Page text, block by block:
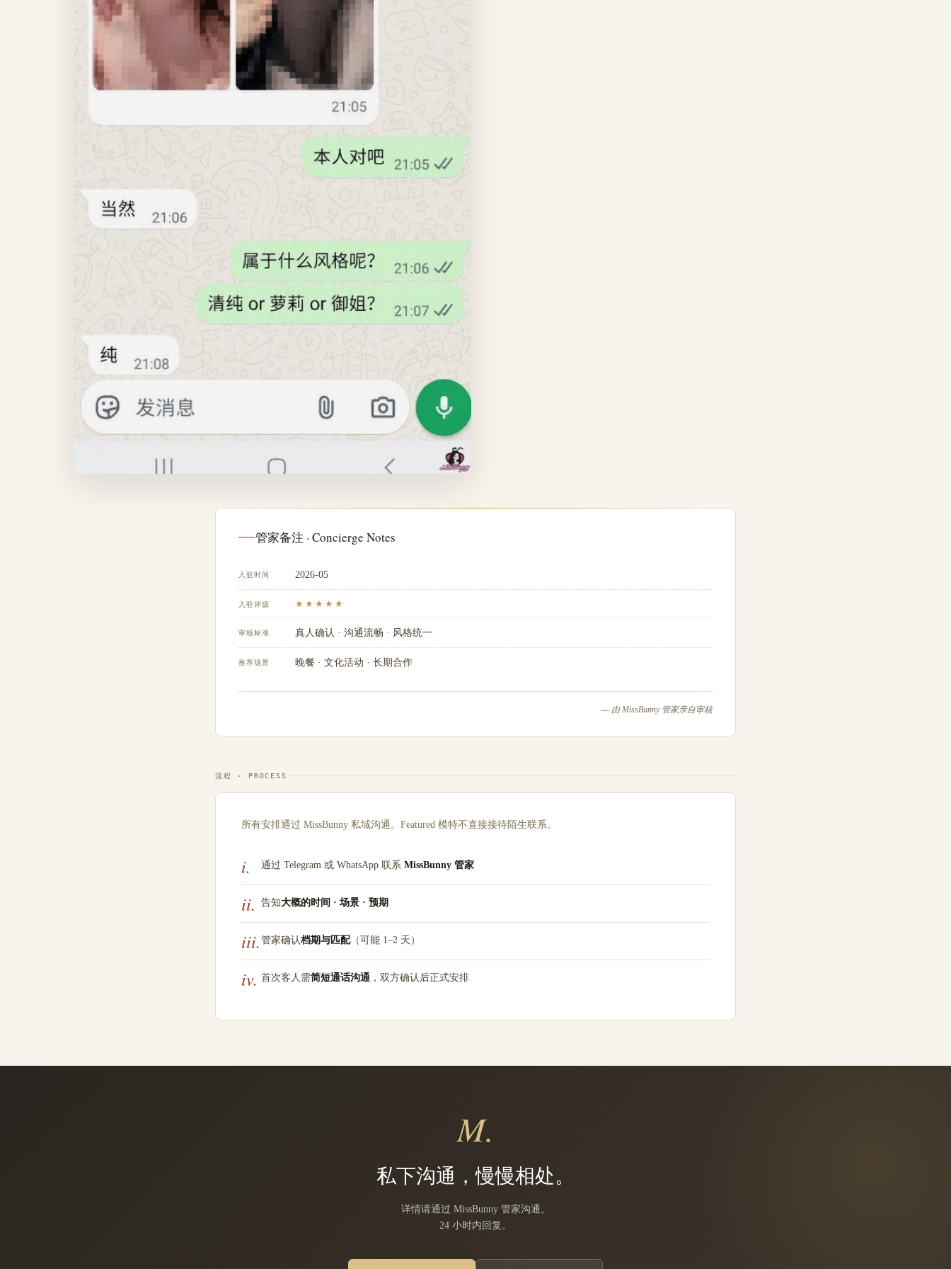
管家备注 · Concierge Notes
入驻时间 2026-05
入驻评级 ★★★★★
审核标准 真人确认 · 沟通流畅 · 风格统一
推荐场景 晚餐 · 文化活动 · 长期合作
— 由 MissBunny 管家亲自审核
流程 · PROCESS
所有安排通过 MissBunny 私域沟通。Featured 模特不直接接待陌生联系。
i. 通过 Telegram 或 WhatsApp 联系 MissBunny 管家
ii. 告知大概的时间 · 场景 · 预期
iii. 管家确认档期与匹配（可能 1–2 天）
iv. 首次客人需简短通话沟通 ，双方确认后正式安排
M.
私下沟通，慢慢相处。
详情请通过 MissBunny 管家沟通。
24 小时内回复。